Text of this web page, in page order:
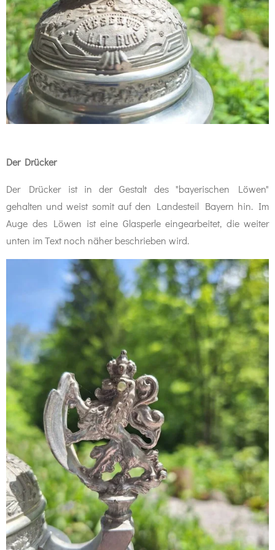
Der Drücker
Der Drücker ist in der Gestalt des "bayerischen Löwen"
gehalten und weist somit auf den Landesteil Bayern hin. Im
Auge des Löwen ist eine Glasperle eingearbeitet, die weiter
unten im Text noch näher beschrieben wird.